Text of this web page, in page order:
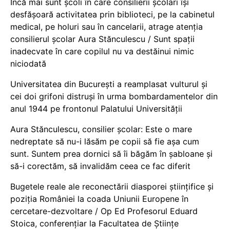
Încă mai sunt școli în care consilierii școlari își
desfășoară activitatea prin biblioteci, pe la cabinetul
medical, pe holuri sau în cancelarii, atrage atenția
consilierul școlar Aura Stănculescu / Sunt spații
inadecvate în care copilul nu va destăinui nimic
niciodată
Universitatea din București a reamplasat vulturul și
cei doi grifoni distruși în urma bombardamentelor din
anul 1944 pe frontonul Palatului Universității
Aura Stănculescu, consilier școlar: Este o mare
nedreptate să nu-i lăsăm pe copii să fie așa cum
sunt. Suntem prea dornici să îi băgăm în șabloane și
să-i corectăm, să invalidăm ceea ce fac diferit
Bugetele reale ale reconectării diasporei științifice și
poziția României la coada Uniunii Europene în
cercetare-dezvoltare / Op Ed Profesorul Eduard
Stoica, conferențiar la Facultatea de Științe